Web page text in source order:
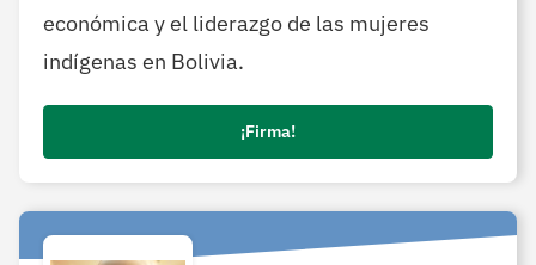
económica y el liderazgo de las mujeres
indígenas en Bolivia.
¡Firma!